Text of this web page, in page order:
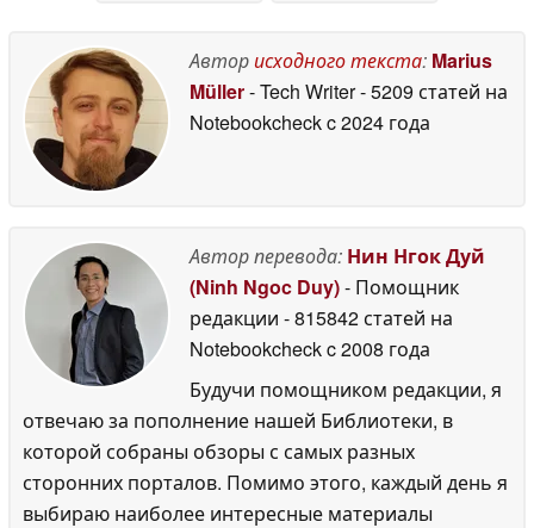
Авторисходного текста: Marius
Müller- Tech Writer- 5209 статей на
Notebookcheckc 2024 года
Автор перевода: Нин Нгок Дуй
(Ninh Ngoc Duy)- Помощник
редакции - 815842 статей на
Notebookcheckc 2008 года
Будучи помощником редакции, я
отвечаю за пополнение нашей Библиотеки, в
которой собраны обзоры с самых разных
сторонних порталов. Помимо этого, каждый день я
выбираю наиболее интересные материалы